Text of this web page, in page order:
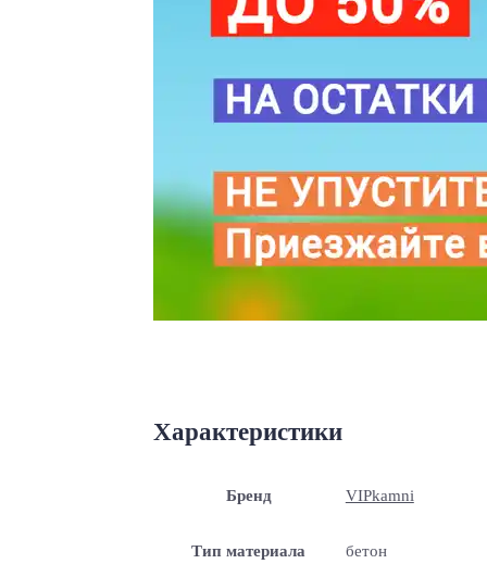
Характеристики
Бренд VIPkamni
Тип материала бетон